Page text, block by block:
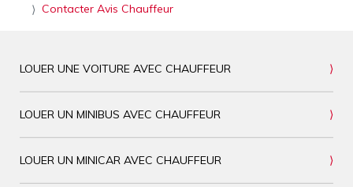
Contacter Avis Chauffeur
LOUER UNE VOITURE AVEC CHAUFFEUR
LOUER UN MINIBUS AVEC CHAUFFEUR
LOUER UN MINICAR AVEC CHAUFFEUR